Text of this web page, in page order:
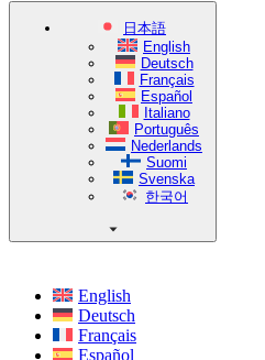
日本語
English
Deutsch
Français
Español
Italiano
Português
Nederlands
Suomi
Svenska
한국어
English
Deutsch
Français
Español